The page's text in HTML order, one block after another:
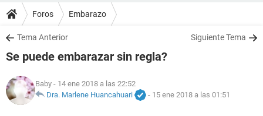
FOROS
SALUD
FAMILIA
NUTRICIÓN
Foros Embarazo
Tema Anterior Siguiente Tema
Se puede embarazar sin regla?
Baby - 14 ene 2018 a las 22:52
Dra. Marlene Huancahuari
- 15 ene 2018 a las 01:51